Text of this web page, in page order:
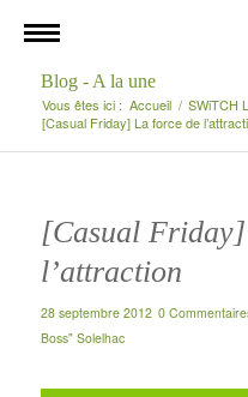
Blog - A la une
Vous êtes ici : Accueil / SWiTCH
[Casual Friday] La force de
[Casual
l’attraction
28 septembre 2012 0
Boss" Solelhac